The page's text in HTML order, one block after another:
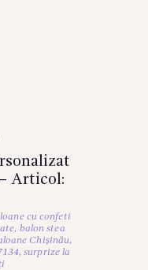
Articol:
cu confeti
, balon stea
Chișinău,
,surprize la